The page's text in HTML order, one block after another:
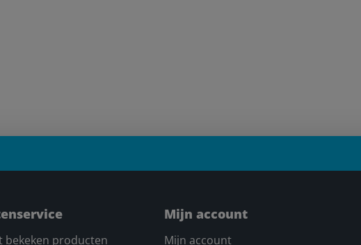
bekeken producten
Mijn account
Mijn account